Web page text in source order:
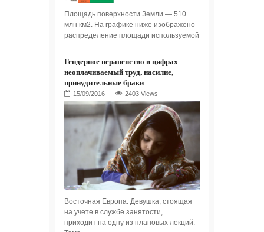
Площадь поверхности Земли — 510
млн км2. На графике ниже изображено
распределение площади используемой
Гендерное неравенство в цифрах
неоплачиваемый труд, насилие,
принудительные браки
2403 Views
Восточная Европа. Девушка, стоящая
на учете в службе занятости,
приходит на одну из плановых лекций.